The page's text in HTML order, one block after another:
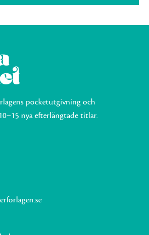
pocketutgivning och
nya efterlängtade titlar.